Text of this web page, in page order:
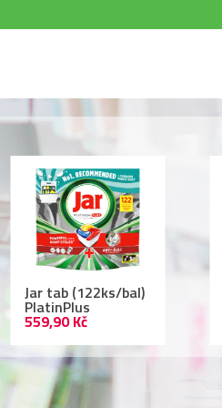
Nivea deodorant
59,90 Kč